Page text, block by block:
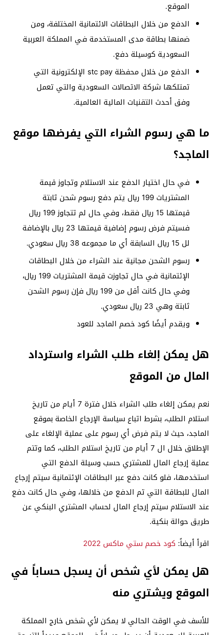
الموقع.
الدفع من خلال البطاقات الائتمانية المختلفة، ومن
ضمنها بطاقة مدى المستخدمة في المملكة العربية
السعودية كوسيلة دفع.
الدفع من خلال محفظة stc pay الإلكترونية التي
تمتلكها شركة الاتصالات السعودية والتي تعمل
وفق أحدث التقنيات المالية العالمية.
ما هي رسوم الشراء التي يفرضها موقع
الماجد؟
في حال اختيار الدفع عند الاستلام وتجاوز قيمة
المشتريات 199 ريال يتم دفع رسوم شحن ثابتة
قيمتها 15 ريال فقط، وفي حال لم تتجاوز 199 ريال
فسيتم فرض رسوم إضافية قيمتها 23 ريال بالإضافة
لل 15 ريال السابقة أي ما مجموعه 38 ريال سعودي.
رسوم الشحن مجانية عند الشراء من خلال البطاقات
الإئتمانية في حال تجاوزت قيمة المشتريات 199 ريال،
وفي حال كانت أقل من 199 ريال فإن رسوم الشحن
ثابتة وهي 23 ريال سعودي.
ويقدم أيضًا كود خصم الماجد للعود
هل يمكن إلغاء طلب الشراء واسترداد
المال من الموقع
نعم يمكن إلغاء طلب الشراء خلال فترة 7 أيام من تاريخ
استلام الطلب، بشرط اتباع سياسة الإرجاع الخاصة بموقع
الماجد، حيث لا يتم فرض أي رسوم على عملية الإلغاء على
الإطلاق خلال ال 7 أيام من تاريخ استلام الطلب، كما وتتم
عملية إرجاع المال للمشتري حسب وسيلة الدفع التي
استخدمها، فلو كانت دفع عبر البطاقات الإئتمانية سيتم إرجاع
المال للبطاقة التي تم الدفع من خلالها، وفي حال كانت دفع
عند الاستلام سيتم إرجاع المال لحساب المشتري البنكي عن
طريق حوالة بنكية.
اقرأ أيضاً: كود خصم ستي ماكس 2022
هل يمكن لأي شخص أن يسجل حساباً في
الموقع ويشتري منه
للأسف في الوقت الحالي لا يمكن لأي شخص خارج المملكة